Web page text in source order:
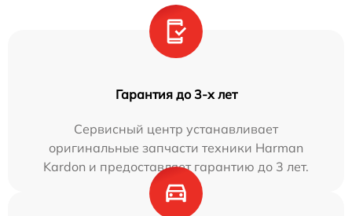
Гарантия до 3-х лет
Сервисный центр устанавливает
оригинальные запчасти техники Harman
Kardon и предоставляет гарантию до 3 лет.